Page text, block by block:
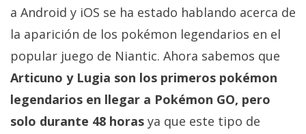
Profesional
+
Más
temas
a Android y iOS se ha estado hablando acerca de
la aparición de los pokémon legendarios en el
popular juego de Niantic. Ahora sabemos que
Articuno y Lugia son los primeros pokémon
legendarios en llegar a Pokémon GO, pero
solo durante 48 horas ya que este tipo de